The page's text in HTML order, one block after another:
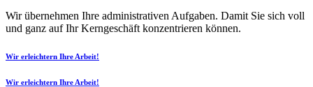
Wir übernehmen Ihre administrativen Aufgaben. Damit Sie sich voll
und ganz auf Ihr Kerngeschäft konzentrieren können.
Wir erleichtern Ihre Arbeit!
Wir erleichtern Ihre Arbeit!